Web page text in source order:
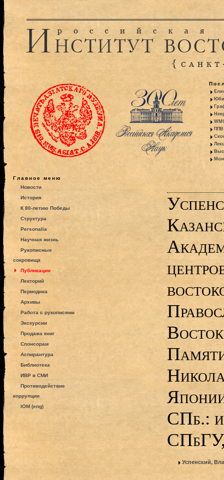
ППВ
Главное меню
Новости
История
К 80-летию Победы
Структура
Personalia
Научная жизнь
Рукописные
сокровища
Публикации
Лекторий
Периодика
Архивы
Работа с рукописями
Экскурсии
Продажа книг
Спонсорам
Аспирантура
Библиотека
ИВР в СМИ
Противодействие
коррупции
IOM (eng)
СПб.:
Успенский,